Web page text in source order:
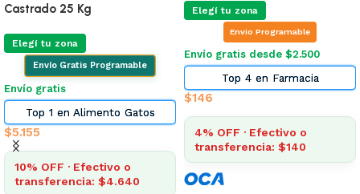
Castrado 25 Kg
Elegí tu zona
Envío Gratis Programable
Envío gratis
Top 1 en Alimento Gatos
$5.155
10% OFF · Efectivo o
transferencia: $4.640
Elegí tu zona
Envio Programable
Envío gratis desde $2.500
Top 4 en Farmacia
$146
4% OFF · Efectivo o
transferencia: $140